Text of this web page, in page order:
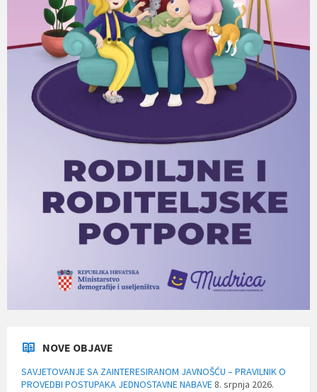
NOVE OBJAVE
SAVJETOVANJE SA ZAINTERESIRANOM JAVNOŠĆU – PRAVILNIK O
PROVEDBI POSTUPAKA JEDNOSTAVNE NABAVE8. srpnja 2026.